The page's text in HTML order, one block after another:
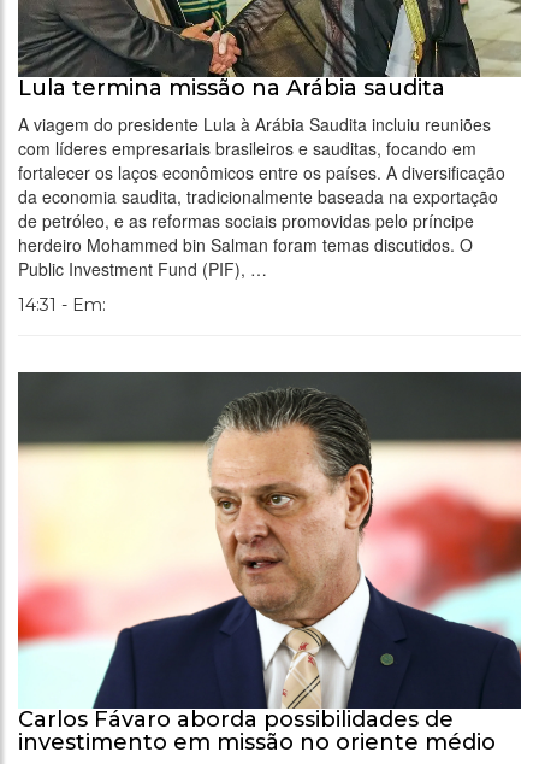
Lula termina missão na Arábia saudita
A viagem do presidente Lula à Arábia Saudita incluiu reuniões
com líderes empresariais brasileiros e sauditas, focando em
fortalecer os laços econômicos entre os países. A diversificação
da economia saudita, tradicionalmente baseada na exportação
de petróleo, e as reformas sociais promovidas pelo príncipe
herdeiro Mohammed bin Salman foram temas discutidos. O
Public Investment Fund (PIF), …
14:31 - Em:
Carlos Fávaro aborda possibilidades de
investimento em missão no oriente médio